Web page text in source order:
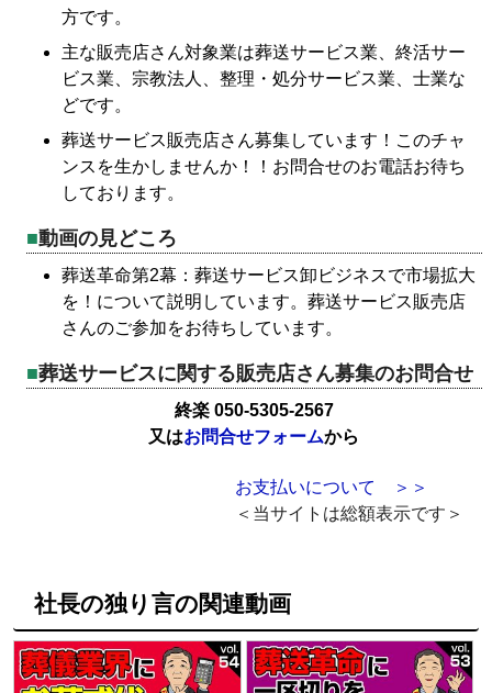
方です。
主な販売店さん対象業は葬送サービス業、終活サー
ビス業、宗教法人、整理・処分サービス業、士業な
どです。
葬送サービス販売店さん募集しています！このチャ
ンスを生かしませんか！！お問合せのお電話お待ち
しております。
動画の見どころ
葬送革命第2幕：葬送サービス卸ビジネスで市場拡大
を！について説明しています。葬送サービス販売店
さんのご参加をお待ちしています。
葬送サービスに関する販売店さん募集のお問合せ
終楽 050-5305-2567
又はお問合せフォームから
お支払いについて ＞＞
＜当サイトは総額表示です＞
社長の独り言の関連動画